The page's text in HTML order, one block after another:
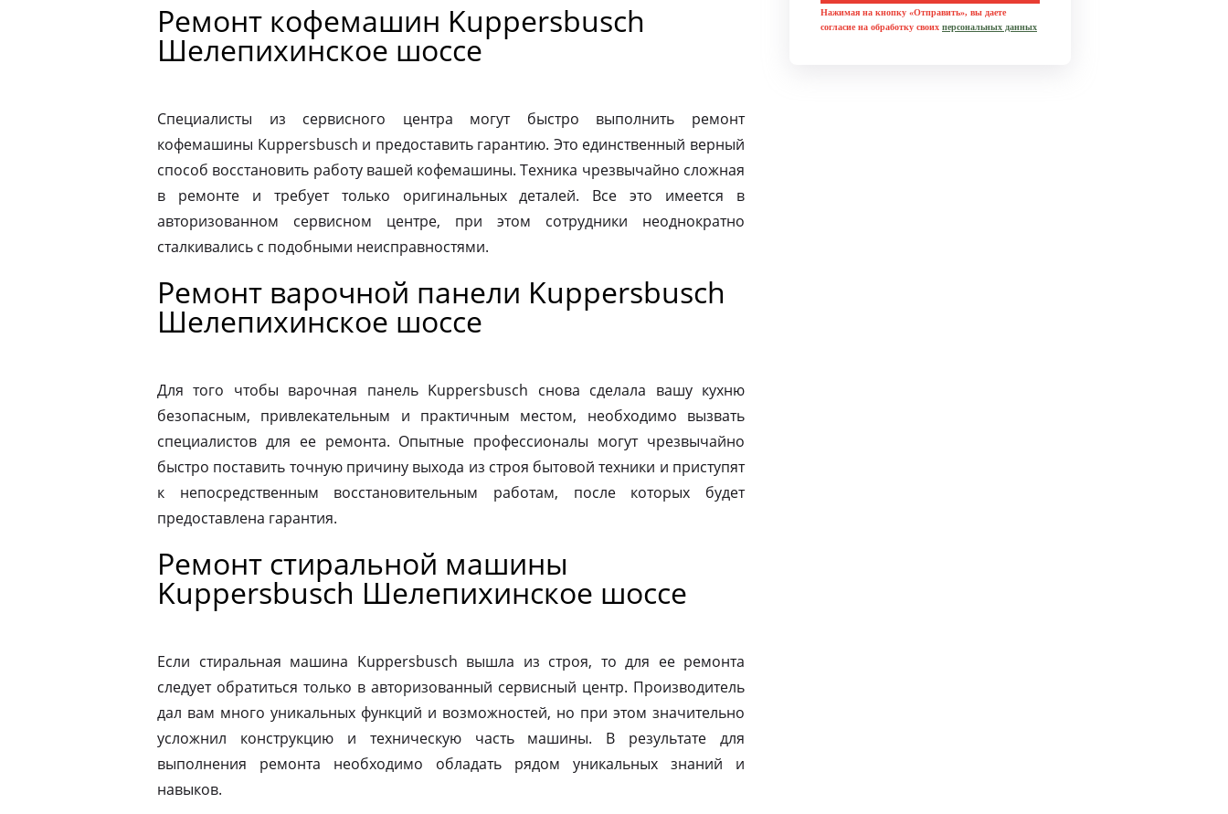
Ремонт кофемашин Kuppersbusch
Шелепихинское шоссе
Специалисты из сервисного центра могут быстро выполнить ремонт
кофемашины Kuppersbusch и предоставить гарантию. Это единственный верный
способ восстановить работу вашей кофемашины. Техника чрезвычайно сложная
в ремонте и требует только оригинальных деталей. Все это имеется в
авторизованном сервисном центре, при этом сотрудники неоднократно
сталкивались с подобными неисправностями.
Ремонт варочной панели Kuppersbusch
Шелепихинское шоссе
Для того чтобы варочная панель Kuppersbusch снова сделала вашу кухню
безопасным, привлекательным и практичным местом, необходимо вызвать
специалистов для ее ремонта. Опытные профессионалы могут чрезвычайно
быстро поставить точную причину выхода из строя бытовой техники и приступят
к непосредственным восстановительным работам, после которых будет
предоставлена гарантия.
Ремонт стиральной машины
Kuppersbusch Шелепихинское шоссе
Если стиральная машина Kuppersbusch вышла из строя, то для ее ремонта
следует обратиться только в авторизованный сервисный центр. Производитель
дал вам много уникальных функций и возможностей, но при этом значительно
усложнил конструкцию и техническую часть машины. В результате для
выполнения ремонта необходимо обладать рядом уникальных знаний и
навыков.
Нажимая на кнопку «Отправить», вы даете
согласие на обработку своих персональных данных